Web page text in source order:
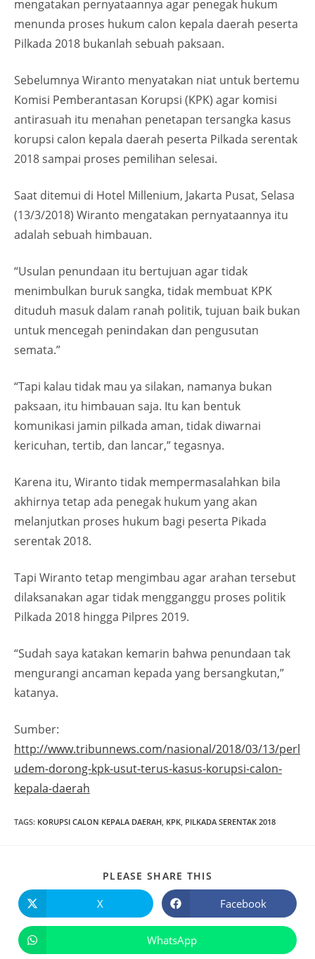
mengatakan pernyataannya agar penegak hukum
menunda proses hukum calon kepala daerah peserta
Pilkada 2018 bukanlah sebuah paksaan.
Sebelumnya Wiranto menyatakan niat untuk bertemu
Komisi Pemberantasan Korupsi (KPK) agar komisi
antirasuah itu menahan penetapan tersangka kasus
korupsi calon kepala daerah peserta Pilkada serentak
2018 sampai proses pemilihan selesai.
Saat ditemui di Hotel Millenium, Jakarta Pusat, Selasa
(13/3/2018) Wiranto mengatakan pernyataannya itu
adalah sebuah himbauan.
“Usulan penundaan itu bertujuan agar tidak
menimbulkan buruk sangka, tidak membuat KPK
dituduh masuk dalam ranah politik, tujuan baik bukan
untuk mencegah penindakan dan pengusutan
semata.”
“Tapi kalau tidak mau ya silakan, namanya bukan
paksaan, itu himbauan saja. Itu kan bentuk
komunikasi jamin pilkada aman, tidak diwarnai
kericuhan, tertib, dan lancar,” tegasnya.
Karena itu, Wiranto tidak mempermasalahkan bila
akhirnya tetap ada penegak hukum yang akan
melanjutkan proses hukum bagi peserta Pikada
serentak 2018.
Tapi Wiranto tetap mengimbau agar arahan tersebut
dilaksanakan agar tidak mengganggu proses politik
Pilkada 2018 hingga Pilpres 2019.
“Sudah saya katakan kemarin bahwa penundaan tak
mengurangi ancaman kepada yang bersangkutan,”
katanya.
Sumber:
http://www.tribunnews.com/nasional/2018/03/13/perl
udem-dorong-kpk-usut-terus-kasus-korupsi-calon-
kepala-daerah
TAGS: KORUPSI CALON KEPALA DAERAH, KPK, PILKADA SERENTAK 2018
PLEASE SHARE THIS
X Facebook
WhatsApp